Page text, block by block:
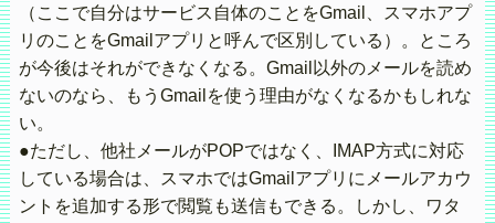
（ここで自分はサービス自体のことをGmail、スマホアプ
リのことをGmailアプリと呼んで区別している）。ところ
が今後はそれができなくなる。Gmail以外のメールを読め
ないのなら、もうGmailを使う理由がなくなるかもしれな
い。
●ただし、他社メールがPOPではなく、IMAP方式に対応
している場合は、スマホではGmailアプリにメールアカウ
ントを追加する形で閲覧も送信もできる。しかし、ワタ